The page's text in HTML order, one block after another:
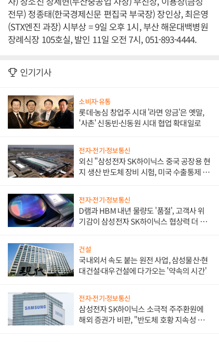
전무) 정종태(한국경제신문 편집국 부국장) 장인상, 최은영
(STX엔진 과장) 시부상 = 9일 오후 1시, 부산 해운대백병원
장례식장 105호실, 발인 11일 오전 7시, 051-893-4444.
인기기사
소비자·유통
롯데·농심 창업주 시대 '라면 앙금'은 옛말,
'사촌' 신동빈·신동원 시대 협업 확대일로
전자·전기·정보통신
외신 "삼성전자 SK하이닉스 중국 공장용 현
지 생산 반도체 장비 시험, 미국 수출통제 대
전자·전기·정보통신
D램과 HBM 내년 물량도 '품절', 고객사 위
기감이 삼성전자 SK하이닉스 협상력 더 키
건설
국내외서 속도 붙는 원전 사업, 삼성물산·현
대건설·대우건설에 다가오는 '약속의 시간'
전자·전기·정보통신
삼성전자 SK하이닉스 소극적 주주환원에
해외 증권가 비판, "반도체 호황 지속성 의